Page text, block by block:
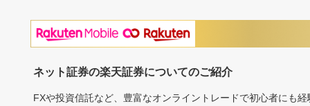
ネット証券の楽天証券についてのご紹介
FXや投資信託など、豊富なオンライントレードで初心者にも